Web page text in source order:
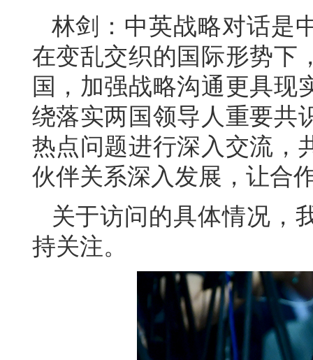
林剑：中英战略对话是
在变乱交织的国际形势下
国，加强战略沟通更具现
绕落实两国领导人重要共
热点问题进行深入交流，
伙伴关系深入发展，让合
关于访问的具体情况，
持关注。